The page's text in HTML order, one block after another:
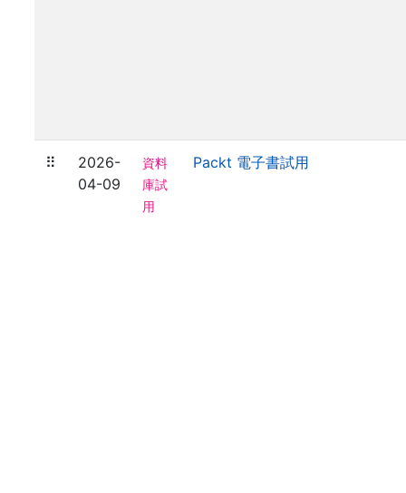
⠿
2026-
04-09
資料
庫試
用
Packt 電子書試用